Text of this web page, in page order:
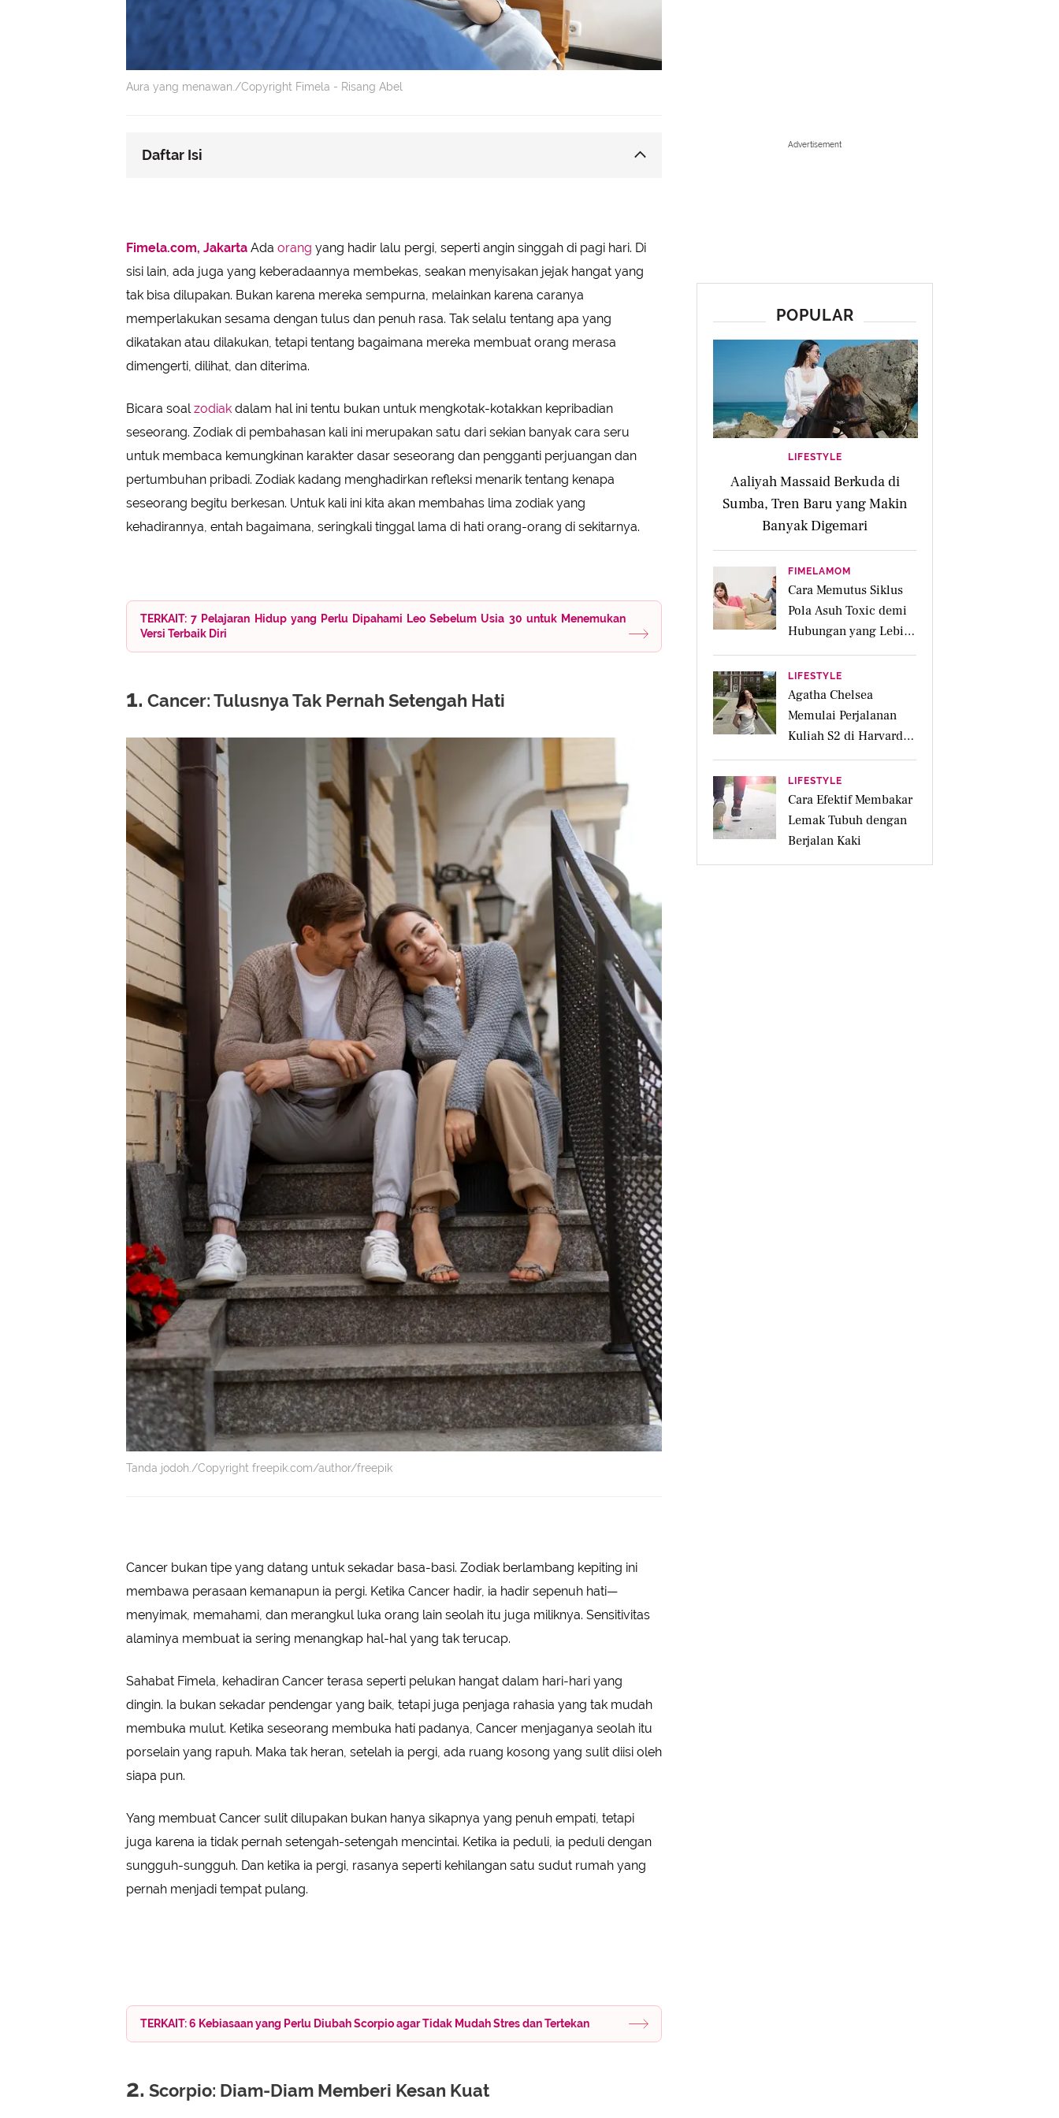
Aura yang menawan./Copyright Fimela - Risang Abel
Daftar Isi
Libra: Hadirnya Seperti Keseimbangan yang Menenangkan
Pisces: Imajinasi dan Kepeduliannya yang Menghangatkan Hati
Taurus: Ketulusan yang Konsisten dalam Setiap Tindakannya
Fimela.com, Jakarta Ada orang yang hadir lalu pergi, seperti angin singgah di pagi hari. Di
sisi lain, ada juga yang keberadaannya membekas, seakan menyisakan jejak hangat yang
tak bisa dilupakan. Bukan karena mereka sempurna, melainkan karena caranya
memperlakukan sesama dengan tulus dan penuh rasa. Tak selalu tentang apa yang
dikatakan atau dilakukan, tetapi tentang bagaimana mereka membuat orang merasa
dimengerti, dilihat, dan diterima.
Bicara soal zodiak dalam hal ini tentu bukan untuk mengkotak-kotakkan kepribadian
seseorang. Zodiak di pembahasan kali ini merupakan satu dari sekian banyak cara seru
untuk membaca kemungkinan karakter dasar seseorang dan pengganti perjuangan dan
pertumbuhan pribadi. Zodiak kadang menghadirkan refleksi menarik tentang kenapa
seseorang begitu berkesan. Untuk kali ini kita akan membahas lima zodiak yang
kehadirannya, entah bagaimana, seringkali tinggal lama di hati orang-orang di sekitarnya.
TERKAIT: 7 Pelajaran Hidup yang Perlu Dipahami Leo Sebelum Usia 30 untuk Menemukan
Versi Terbaik Diri
1. Cancer: Tulusnya Tak Pernah Setengah Hati
Tanda jodoh./Copyright freepik.com/author/freepik
Cancer bukan tipe yang datang untuk sekadar basa-basi. Zodiak berlambang kepiting ini
membawa perasaan kemanapun ia pergi. Ketika Cancer hadir, ia hadir sepenuh hati—
menyimak, memahami, dan merangkul luka orang lain seolah itu juga miliknya. Sensitivitas
alaminya membuat ia sering menangkap hal-hal yang tak terucap.
Sahabat Fimela, kehadiran Cancer terasa seperti pelukan hangat dalam hari-hari yang
dingin. Ia bukan sekadar pendengar yang baik, tetapi juga penjaga rahasia yang tak mudah
membuka mulut. Ketika seseorang membuka hati padanya, Cancer menjaganya seolah itu
porselain yang rapuh. Maka tak heran, setelah ia pergi, ada ruang kosong yang sulit diisi oleh
siapa pun.
Yang membuat Cancer sulit dilupakan bukan hanya sikapnya yang penuh empati, tetapi
juga karena ia tidak pernah setengah-setengah mencintai. Ketika ia peduli, ia peduli dengan
sungguh-sungguh. Dan ketika ia pergi, rasanya seperti kehilangan satu sudut rumah yang
pernah menjadi tempat pulang.
TERKAIT: 6 Kebiasaan yang Perlu Diubah Scorpio agar Tidak Mudah Stres dan Tertekan
2. Scorpio: Diam-Diam Memberi Kesan Kuat
Advertisement
POPULAR
LIFESTYLE
Aaliyah Massaid Berkuda di
Sumba, Tren Baru yang Makin
Banyak Digemari
FIMELAMOM
Cara Memutus Siklus
Pola Asuh Toxic demi
Hubungan yang Lebih
Sehat dengan Anak
LIFESTYLE
Agatha Chelsea
Memulai Perjalanan
Kuliah S2 di Harvard
University
LIFESTYLE
Cara Efektif Membakar
Lemak Tubuh dengan
Berjalan Kaki